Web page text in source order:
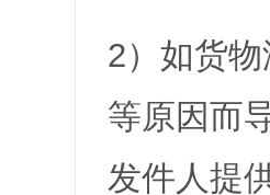
2）如货
等原因而
发件人提